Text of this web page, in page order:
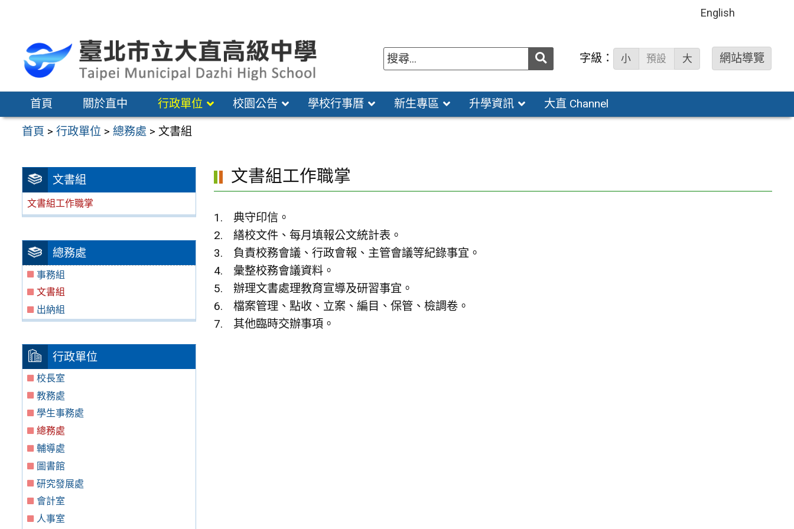
區
English
送出 字級： 小 預設 大 網站導覽
首頁 關於直中 行政單位 校園公告 學校行事曆 新生專區 升學資訊 大直 Channel
首頁 >行政單位 >總務處 > 文書組
文書組
文書組工作職掌
總務處
事務組
文書組
出納組
行政單位
校長室
教務處
學生事務處
總務處
輔導處
圖書館
研究發展處
會計室
人事室
文書組工作職掌
典守印信。
繕校文件、每月填報公文統計表。
負責校務會議、行政會報、主管會議等紀錄事宜。
彙整校務會議資料。
辦理文書處理教育宣導及研習事宜。
檔案管理、點收、立案、編目、保管、檢調卷。
其他臨時交辦事項。